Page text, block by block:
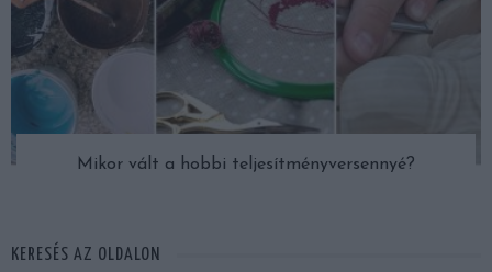
Mikor vált a hobbi teljesítményversennyé?
KERESÉS AZ OLDALON